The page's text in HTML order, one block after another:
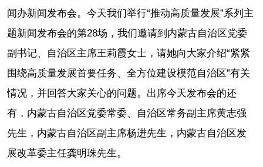
闻办新闻发布会。今天我们举行“推动高质量发展”系列主
题新闻发布会的第28场，我们邀请到内蒙古自治区党委
副书记、自治区主席王莉霞女士，请她向大家介绍“紧紧
围绕高质量发展首要任务、全方位建设模范自治区”有关
情况，并回答大家关心的问题。出席今天发布会的还
有，内蒙古自治区党委常委、自治区常务副主席黄志强
先生，内蒙古自治区副主席杨进先生，内蒙古自治区发
展改革委主任龚明珠先生。